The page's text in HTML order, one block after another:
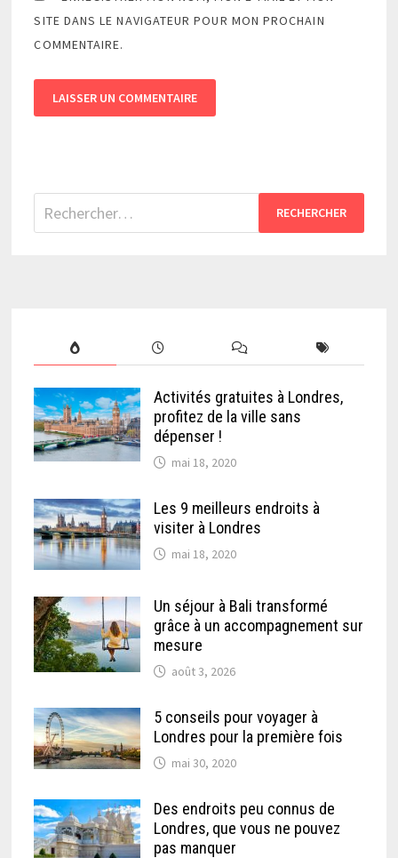
SITE DANS LE NAVIGATEUR POUR MON PROCHAIN
COMMENTAIRE.
Rechercher :
Activités gratuites à Londres,
profitez de la ville sans
dépenser !
mai 18, 2020
Les 9 meilleurs endroits à
visiter à Londres
mai 18, 2020
Un séjour à Bali transformé
grâce à un accompagnement sur
mesure
août 3, 2026
5 conseils pour voyager à
Londres pour la première fois
mai 30, 2020
Des endroits peu connus de
Londres, que vous ne pouvez
pas manquer